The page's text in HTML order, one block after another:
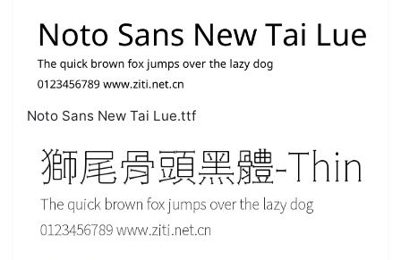
Noto Sans New Tai Lue.ttf